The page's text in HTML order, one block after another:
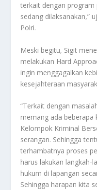
terkait dengan program
sedang dilaksanakan,”
Polri.
Meski begitu, Sigit
melakukan Hard
ingin menggagalkan
kesejahteraan
“Terkait dengan
memang ada beberapa
Kelompok Kriminal
serangan. Sehingga
terhambatnya proses
harus lakukan langkah-
hukum di lapangan
Sehingga harapan kita